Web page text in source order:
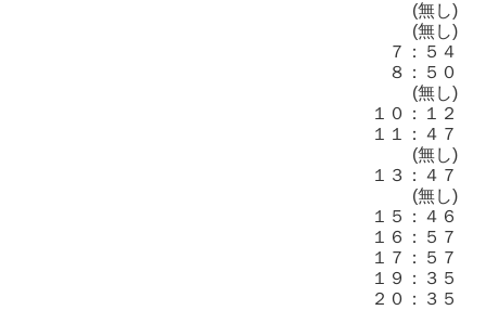
(無し)
(無し)
７：５４
８：５０
(無し)
１０：１２
１１：４７
(無し)
１３：４７
(無し)
１５：４６
１６：５７
１７：５７
１９：３５
２０：３５